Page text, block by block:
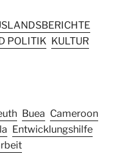
POLITIK KULTUR
Buea Cameroon
Entwicklungshilfe